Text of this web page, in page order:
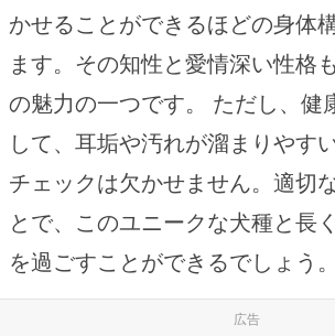
かせることができるほどの身体
ます。その知性と愛情深い性格
の魅力の一つです。 ただし、健
して、耳垢や汚れが溜まりやす
チェックは欠かせません。適切
とで、このユニークな犬種と長
を過ごすことができるでしょう。
広告